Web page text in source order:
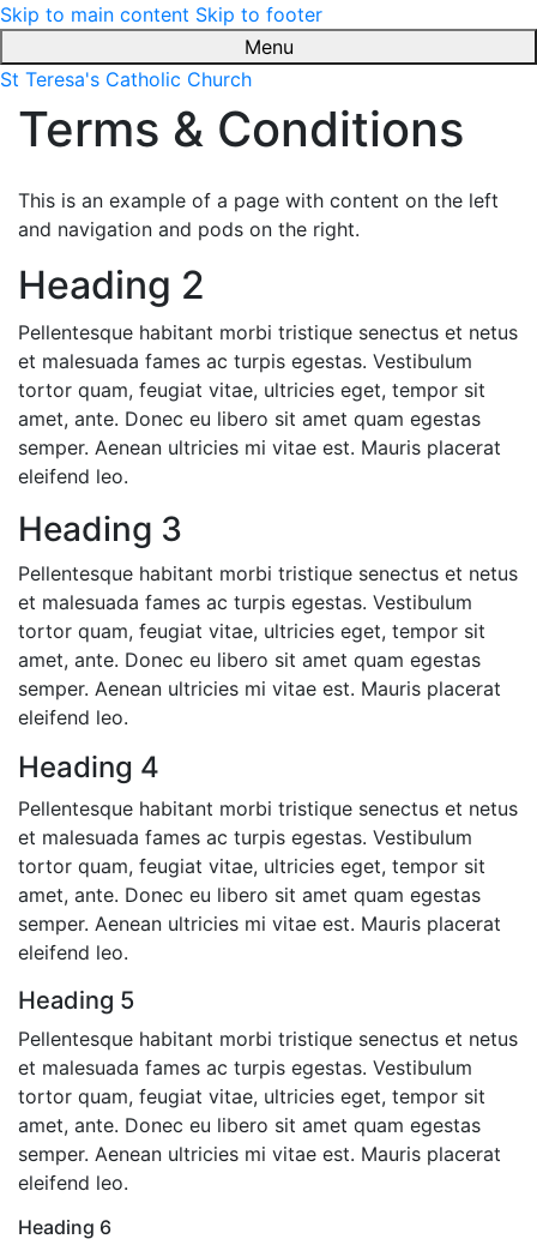
Skip to main content Skip to footer
St Teresa's Catholic Church
Menu
Terms & Conditions
This is an example of a page with content on the left
and navigation and pods on the right.
Heading 2
Pellentesque habitant morbi tristique senectus et netus
et malesuada fames ac turpis egestas. Vestibulum
tortor quam, feugiat vitae, ultricies eget, tempor sit
amet, ante. Donec eu libero sit amet quam egestas
semper. Aenean ultricies mi vitae est. Mauris placerat
eleifend leo.
Heading 3
Pellentesque habitant morbi tristique senectus et netus
et malesuada fames ac turpis egestas. Vestibulum
tortor quam, feugiat vitae, ultricies eget, tempor sit
amet, ante. Donec eu libero sit amet quam egestas
semper. Aenean ultricies mi vitae est. Mauris placerat
eleifend leo.
Heading 4
Pellentesque habitant morbi tristique senectus et netus
et malesuada fames ac turpis egestas. Vestibulum
tortor quam, feugiat vitae, ultricies eget, tempor sit
amet, ante. Donec eu libero sit amet quam egestas
semper. Aenean ultricies mi vitae est. Mauris placerat
eleifend leo.
Heading 5
Pellentesque habitant morbi tristique senectus et netus
et malesuada fames ac turpis egestas. Vestibulum
tortor quam, feugiat vitae, ultricies eget, tempor sit
amet, ante. Donec eu libero sit amet quam egestas
semper. Aenean ultricies mi vitae est. Mauris placerat
eleifend leo.
Heading 6